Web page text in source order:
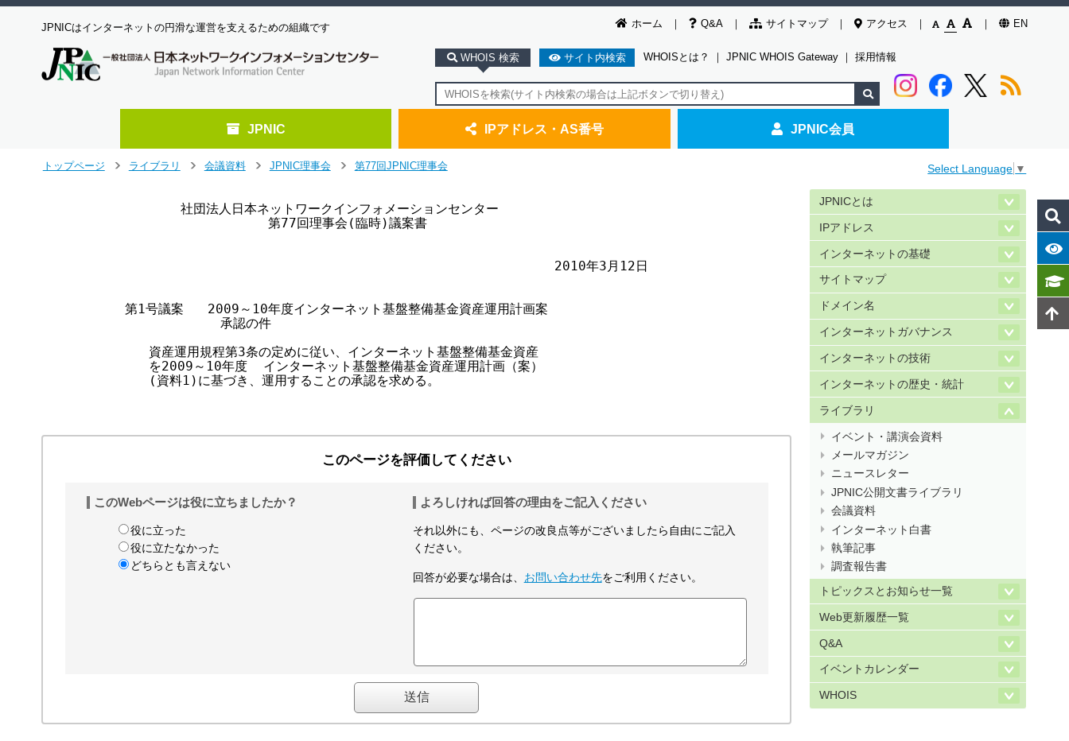
ホーム Q&A サイトマップ アクセス EN
JPNICはインターネットの円滑な運営を支えるための組織です
WHOIS 検索 サイト内検索 WHOISとは？ ｜ JPNIC WHOIS Gateway ｜ 採用情報
JPNIC IPアドレス・AS番号 JPNIC会員
トップページ
ライブラリ
会議資料
JPNIC理事会
第77回JPNIC理事会 Select Language ▼
              社団法人日本ネットワークインフォメーションセンター
                         第77回理事会(臨時)議案書
                                                             2010年3月12日
       第1号議案   2009～10年度インターネット基盤整備基金資産運用計画案
                   承認の件
          資産運用規程第3条の定めに従い、インターネット基盤整備基金資産
          を2009～10年度  インターネット基盤整備基金資産運用計画（案）
          (資料1)に基づき、運用することの承認を求める。
JPNICとは
IPアドレス
インターネットの基礎
サイトマップ
ドメイン名
インターネットガバナンス
インターネットの技術
インターネットの歴史・統計
ライブラリ
イベント・講演会資料
メールマガジン
ニュースレター
JPNIC公開文書ライブラリ
会議資料
インターネット白書
執筆記事
調査報告書
トピックスとお知らせ一覧
Web更新履歴一覧
Q&A
イベントカレンダー
WHOIS
このページを評価してください
このWebページは役に立ちましたか？
役に立った
役に立たなかった
どちらとも言えない
よろしければ回答の理由をご記入ください
それ以外にも、ページの改良点等がございましたら自由にご記入
ください。
回答が必要な場合は、 お問い合わせ先をご利用ください。